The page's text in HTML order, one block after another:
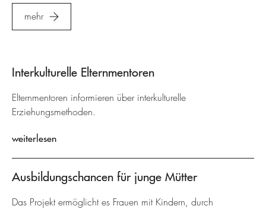
mehr
Interkulturelle Elternmentoren
Elternmentoren informieren über interkulturelle
Erziehungsmethoden.
weiterlesen
Ausbildungschancen für junge Mütter
Das Projekt ermöglicht es Frauen mit Kindern, durch